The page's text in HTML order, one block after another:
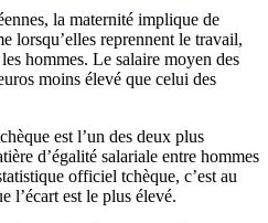
la maternité implique de
lorsqu’elles reprennent le travail,
hommes. Le salaire moyen des
moins élevé que celui des
est l’un des deux plus
d’égalité salariale entre hommes
officiel tchèque, c’est au
l’écart est le plus élevé.